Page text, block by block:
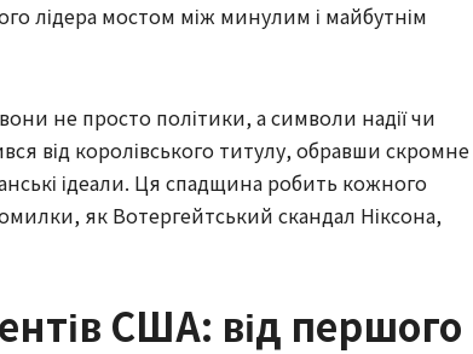
лідера мостом між минулим і майбутнім
не просто політики, а символи надії чи
від королівського титулу, обравши скромне
ідеали. Ця спадщина робить кожного
як Вотергейтський скандал Ніксона,
США: від першого